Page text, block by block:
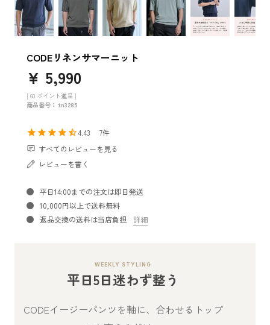
CODEリネンサマーニット
¥ 5,990
[ 60 ポイント進呈 ]
商品番号
tn3285
4.43
7
すべてのレビューを見る
レビューを書く
平日14:00までの注文は即日発送
10,000円以上で送料無料
返品交換の送料は当店負担
詳細
WEEKLY STYLING
平日5日迷わず整う
CODEイージーパンツを軸に、合わせるトップ